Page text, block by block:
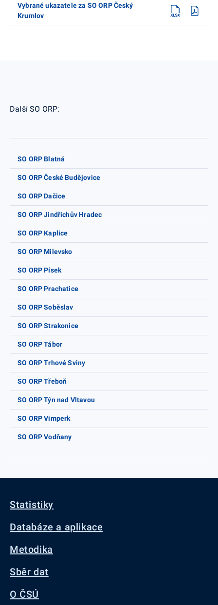
Vybrané ukazatele za SO ORP Český
Krumlov
Další SO ORP:
SO ORP Blatná
SO ORP České Budějovice
SO ORP Dačice
SO ORP Jindřichův Hradec
SO ORP Kaplice
SO ORP Milevsko
SO ORP Písek
SO ORP Prachatice
SO ORP Soběslav
SO ORP Strakonice
SO ORP Tábor
SO ORP Trhové Sviny
SO ORP Třeboň
SO ORP Týn nad Vltavou
SO ORP Vimperk
SO ORP Vodňany
Statistiky
Databáze a aplikace
Metodika
Sběr dat
O ČSÚ